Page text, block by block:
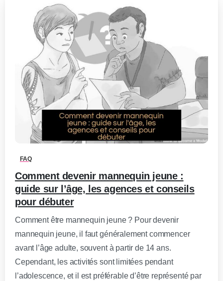
0
FAQ
Comment devenir mannequin jeune :
guide sur l’âge, les agences et conseils
pour débuter
Comment être mannequin jeune ? Pour devenir
mannequin jeune, il faut généralement commencer
avant l’âge adulte, souvent à partir de 14 ans.
Cependant, les activités sont limitées pendant
l’adolescence, et il est préférable d’être représenté par